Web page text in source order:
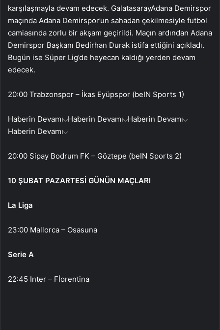
karşılaşmayla devam edecek. GalatasarayAdana Demirspor
maçında Adana Demirspor’un sahadan çekilmesiyle futbol
camiasında zorlu bir akşam geçirildi. Maçın ardından Adana
Demirspor Başkanı Bedirhan Durak istifa ettiğini açıkladı.
Bugün ise Süper Lig’de heyecan kaldığı yerden devam
edecek.
20:00 Trabzonspor – İkas Eyüpspor (beIN Sports 1)
Haberin Devamı Haberin Devamı Haberin Devamı
Haberin Devamı
20:00 Sipay Bodrum FK – Göztepe (beIN Sports 2)
10 ŞUBAT PAZARTESİ GÜNÜN MAÇLARI
La Liga
23:00 Mallorca – Osasuna
Serie A
22:45 Inter – Fİorentina